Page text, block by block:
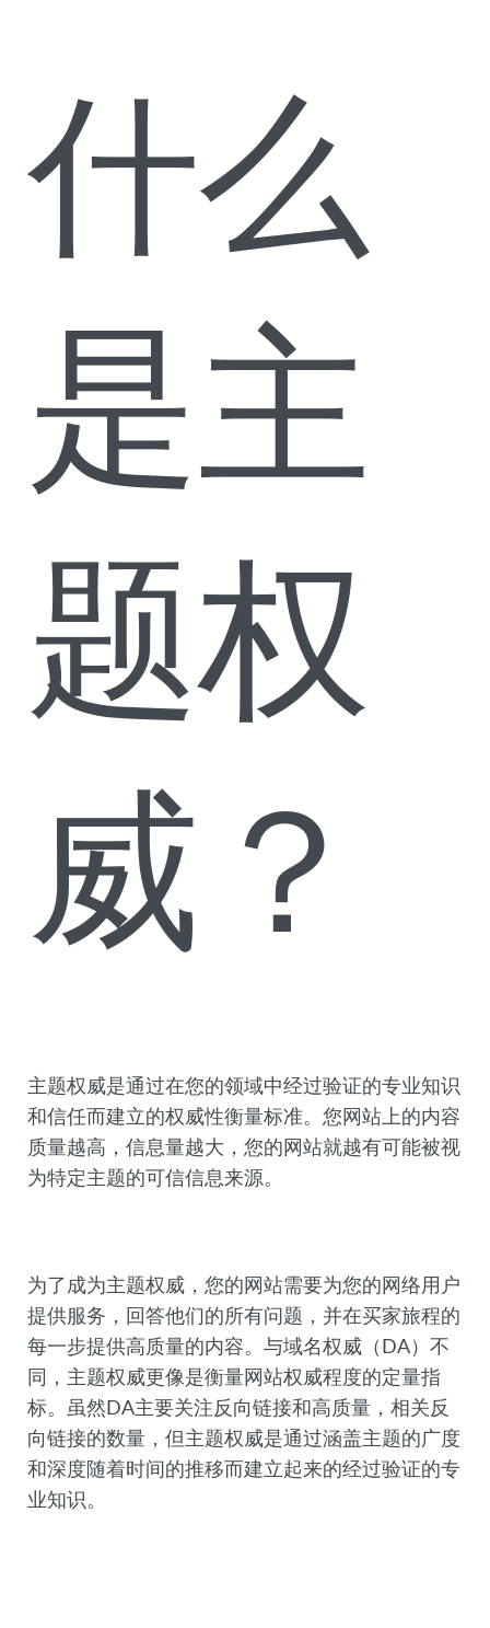
什么
是主
题权
威？
主题权威是通过在您的领域中经过验证的专业知识
和信任而建立的权威性衡量标准。您网站上的内容
质量越高，信息量越大，您的网站就越有可能被视
为特定主题的可信信息来源。
为了成为主题权威，您的网站需要为您的网络用户
提供服务，回答他们的所有问题，并在买家旅程的
每一步提供高质量的内容。与域名权威（DA）不
同，主题权威更像是衡量网站权威程度的定量指
标。虽然DA主要关注反向链接和高质量，相关反
向链接的数量，但主题权威是通过涵盖主题的广度
和深度随着时间的推移而建立起来的经过验证的专
业知识。